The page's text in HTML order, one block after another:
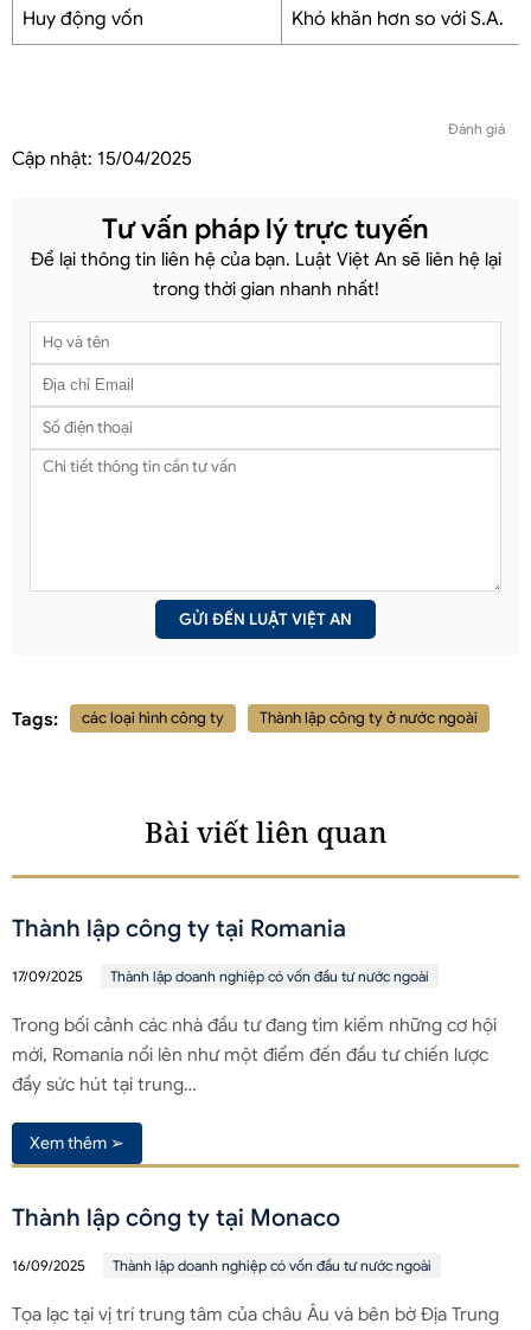
Huy động vốn Khó khăn hơn so với S.A.
Đánh giá
Cập nhật: 15/04/2025
Tư vấn pháp lý trực tuyến
Để lại thông tin liên hệ của bạn. Luật Việt An sẽ liên hệ lại
trong thời gian nhanh nhất!
Tags: các loại hình công ty Thành lập công ty ở nước ngoài
Bài viết liên quan
Thành lập công ty tại Romania
17/09/2025 Thành lập doanh nghiệp có vốn đầu tư nước ngoài
Trong bối cảnh các nhà đầu tư đang tìm kiếm những cơ hội
mới, Romania nổi lên như một điểm đến đầu tư chiến lược
đầy sức hút tại trung…
Xem thêm ➢
Thành lập công ty tại Monaco
16/09/2025 Thành lập doanh nghiệp có vốn đầu tư nước ngoài
Tọa lạc tại vị trí trung tâm của châu Âu và bên bờ Địa Trung